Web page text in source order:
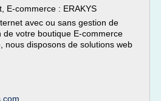
E-commerce : ERAKYS
avec ou sans gestion de
de votre boutique E-commerce
nous disposons de solutions web